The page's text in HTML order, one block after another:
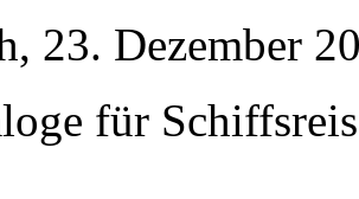
23. Dezember
für